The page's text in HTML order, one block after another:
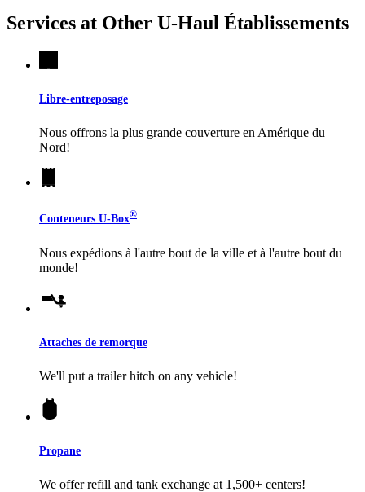
Services at Other U-Haul Établissements
Libre-entreposage
Nous offrons la plus grande couverture en Amérique du
Nord!
Conteneurs U-Box®
Nous expédions à l'autre bout de la ville et à l'autre bout du
monde!
Attaches de remorque
We'll put a trailer hitch on any vehicle!
Propane
We offer refill and tank exchange at 1,500+ centers!